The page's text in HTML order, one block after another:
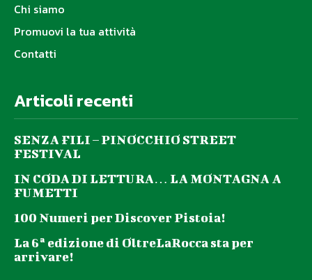
Chi siamo
Promuovi la tua attività
Contatti
Articoli recenti
SENZA FILI – PINOCCHIO STREET
FESTIVAL
IN CODA DI LETTURA… LA MONTAGNA A
FUMETTI
100 Numeri per Discover Pistoia!
La 6ª edizione di OltreLaRocca sta per
arrivare!